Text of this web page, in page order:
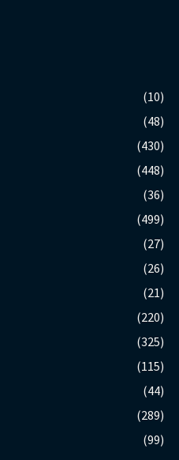
(10)
(48)
(430)
(448)
(36)
(499)
(27)
(26)
(21)
(220)
(325)
(115)
(44)
(289)
(99)